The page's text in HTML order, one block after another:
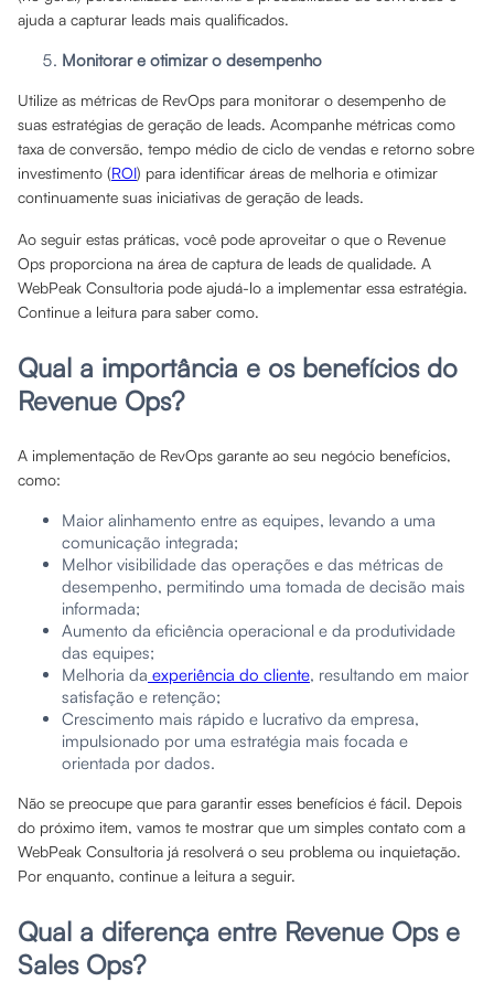
ajuda a capturar leads mais qualificados.
Monitorar e otimizar o desempenho
Utilize as métricas de RevOps para monitorar o desempenho de
suas estratégias de geração de leads. Acompanhe métricas como
taxa de conversão, tempo médio de ciclo de vendas e retorno sobre
investimento (ROI) para identificar áreas de melhoria e otimizar
continuamente suas iniciativas de geração de leads.
Ao seguir estas práticas, você pode aproveitar o que o Revenue
Ops proporciona na área de captura de leads de qualidade. A
WebPeak Consultoria pode ajudá-lo a implementar essa estratégia.
Continue a leitura para saber como.
Qual a importância e os benefícios do
Revenue Ops?
A implementação de RevOps garante ao seu negócio benefícios,
como:
Maior alinhamento entre as equipes, levando a uma
comunicação integrada;
Melhor visibilidade das operações e das métricas de
desempenho, permitindo uma tomada de decisão mais
informada;
Aumento da eficiência operacional e da produtividade
das equipes;
Melhoria da experiência do cliente, resultando em maior
satisfação e retenção;
Crescimento mais rápido e lucrativo da empresa,
impulsionado por uma estratégia mais focada e
orientada por dados.
Não se preocupe que para garantir esses benefícios é fácil. Depois
do próximo item, vamos te mostrar que um simples contato com a
WebPeak Consultoria já resolverá o seu problema ou inquietação.
Por enquanto, continue a leitura a seguir.
Qual a diferença entre Revenue Ops e
Sales Ops?